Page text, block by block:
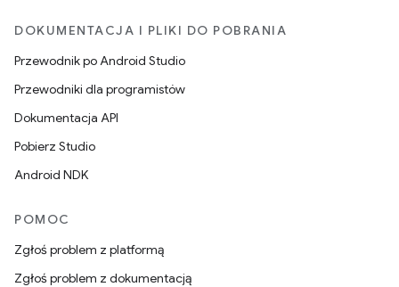
DOKUMENTACJA I PLIKI DO POBRANIA
Przewodnik po Android Studio
Przewodniki dla programistów
Dokumentacja API
Pobierz Studio
Android NDK
POMOC
Zgłoś problem z platformą
Zgłoś problem z dokumentacją